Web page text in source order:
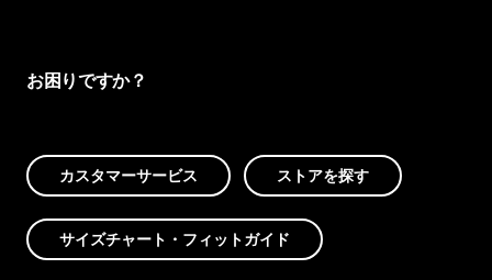
お困りですか？
カスタマーサービス ストアを探す
サイズチャート・フィットガイド